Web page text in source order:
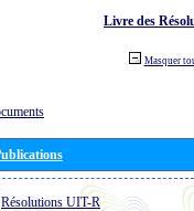
Livre des
Masquer
Résolutions UIT-R